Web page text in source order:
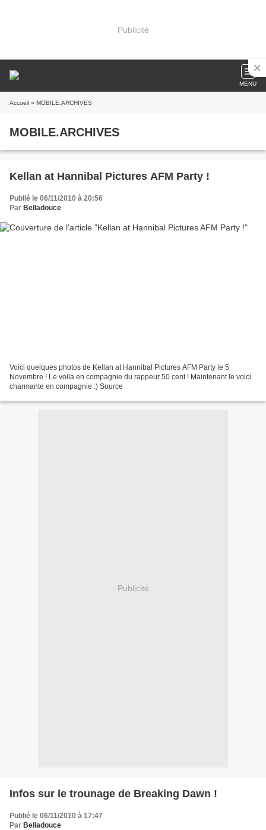
Publicité
MENU
Accueil » MOBILE.ARCHIVES
MOBILE.ARCHIVES
Kellan at Hannibal Pictures AFM Party !
Publié le 06/11/2010 à 20:56
Par Belladouce
Voici quelques photos de Kellan at Hannibal Pictures AFM Party le 5
Novembre ! Le voila en compagnie du rappeur 50 cent ! Maintenant le voici
charmante en compagnie :) Source
Publicité
Infos sur le trounage de Breaking Dawn !
Publié le 06/11/2010 à 17:47
Par Belladouce